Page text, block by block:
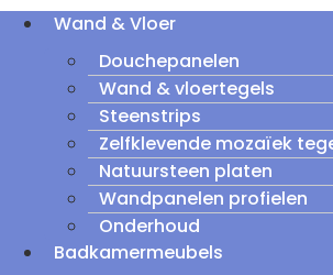
Wand & Vloer
Douchepanelen
Wand & vloertegels
Steenstrips
Zelfklevende mozaïek
Natuursteen platen
Wandpanelen profielen
Onderhoud
Badkamermeubels